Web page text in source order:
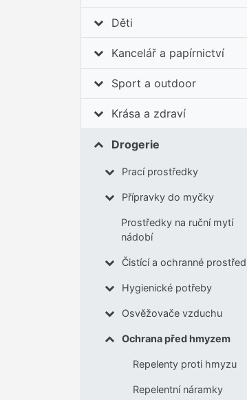
Děti
Kancelář a papírnictví
Sport a outdoor
Krása a zdraví
Drogerie
Prací prostředky
Přípravky do myčky
Prostředky na ruční mytí
nádobí
Čistící a ochranné
Hygienické potřeby
Osvěžovače vzduchu
Ochrana před hmyzem
Repelenty proti hmyzu
Repelentní náramky